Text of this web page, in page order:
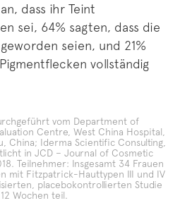
dass ihr Teint
sei, 64% sagten, dass die
seien, und 21%
vollständig
vom Department of
Centre, West China Hospital,
China; Iderma Scientific Consulting,
in JCD – Journal of Cosmetic
Teilnehmer: Insgesamt 34 Frauen
mit Fitzpatrick-Hauttypen III und IV
placebokontrollierten Studie
Wochen teil.